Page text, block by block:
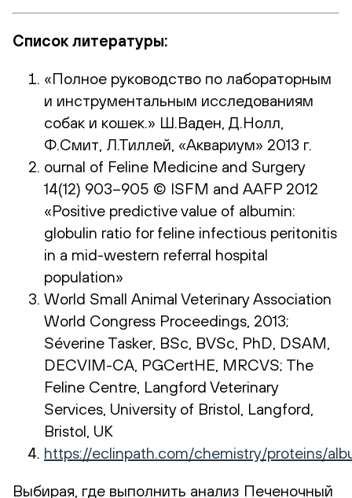
Список литературы:
«Полное руководство по лабораторным
и инструментальным исследованиям
собак и кошек.» Ш.Ваден, Д.Нолл,
Ф.Смит, Л.Тиллей, «Аквариум» 2013 г.
ournal of Feline Medicine and Surgery
14(12) 903–905 © ISFM and AAFP 2012
«Positive predictive value of albumin:
globulin ratio for feline infectious peritonitis
in a mid-western referral hospital
population»
World Small Animal Veterinary Association
World Congress Proceedings, 2013;
Séverine Tasker, BSc, BVSc, PhD, DSAM,
DECVIM-CA, PGCertHE, MRCVS; The
Feline Centre, Langford Veterinary
Services, University of Bristol, Langford,
Bristol, UK
https://eclinpath.com/chemistry/proteins/
Выбирая, где выполнить анализ Печеночный